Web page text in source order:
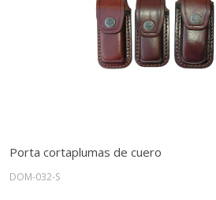
Porta cortaplumas de cuero
DOM-032-S